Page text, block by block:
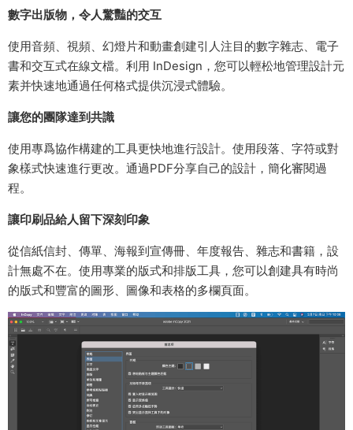
數字出版物，令人驚豔的交互
使用音頻、視頻、幻燈片和動畫創建引人注目的數字雜志、電子
書和交互式在線文檔。利用 InDesign，您可以輕松地管理設計元
素并快速地通過任何格式提供沉浸式體驗。
讓您的團隊達到共識
使用專爲協作構建的工具更快地進行設計。使用段落、字符或對
象樣式快速進行更改。通過PDF分享自己的設計，簡化審閱過
程。
讓印刷品給人留下深刻印象
從信紙信封、傳單、海報到宣傳冊、年度報告、雜志和書籍，設
計無處不在。使用專業的版式和排版工具，您可以創建具有時尚
的版式和豐富的圖形、圖像和表格的多欄頁面。